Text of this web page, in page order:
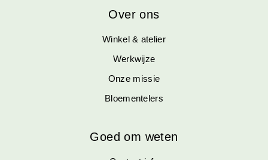
Over ons
Winkel & atelier
Werkwijze
Onze missie
Bloementelers
Goed om weten